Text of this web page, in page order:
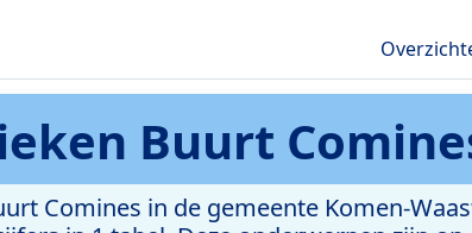
Buurt
Comines in de gemeente Komen-